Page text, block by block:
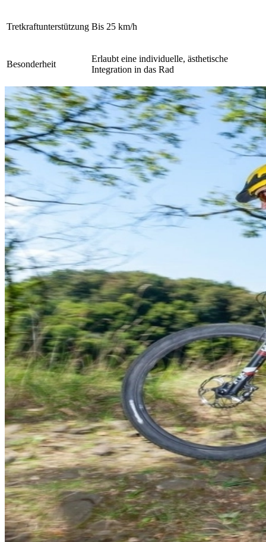
Tretkraftunterstützung Bis 25 km/h
Besonderheit
Erlaubt eine individuelle, ästhetische
Integration in das Rad